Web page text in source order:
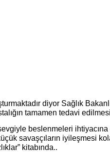
diyor Sağlık
tamamen tedavi
beslenmeleri
savaşçıların iyileşmesi
kitabında..